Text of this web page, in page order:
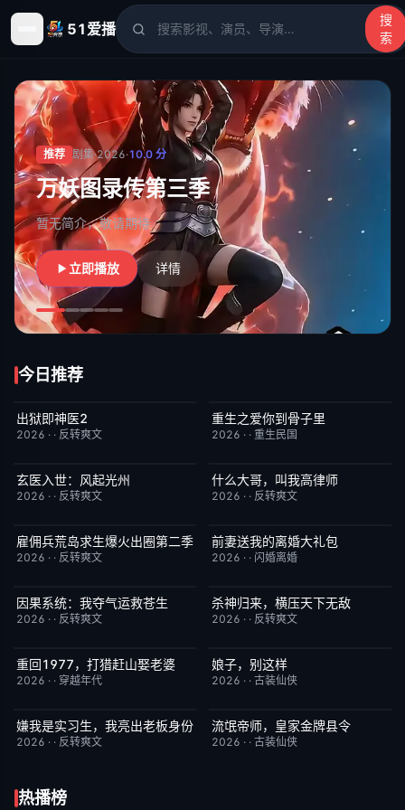
51爱播
搜
索
51爱播- 电影、电视剧、动漫、综艺、短剧高清在线观看
推荐 剧集·2026·10.0 分
万妖图录传第三季
暂无简介，敬请期待
立即播放 详情
今日推荐
已完结
出狱即神医2
2026 · · 反转爽文
已完结
重生之爱你到骨子里
2026 · · 重生民国
已完结
玄医入世：风起光州
2026 · · 反转爽文
已完结
什么大哥，叫我高律师
2026 · · 反转爽文
已完结 6.0
雇佣兵荒岛求生爆火出圈第二季
2026 · · 反转爽文
已完结
前妻送我的离婚大礼包
2026 · · 闪婚离婚
已完结
因果系统：我夺气运救苍生
2026 · · 反转爽文
已完结
杀神归来，横压天下无敌
2026 · · 反转爽文
已完结 9.0
重回1977，打猎赶山娶老婆
2026 · · 穿越年代
已完结
娘子，别这样
2026 · · 古装仙侠
已完结 5.0
嫌我是实习生，我亮出老板身份
2026 · · 反转爽文
已完结
流氓帝师，皇家金牌县令
2026 · · 古装仙侠
热播榜